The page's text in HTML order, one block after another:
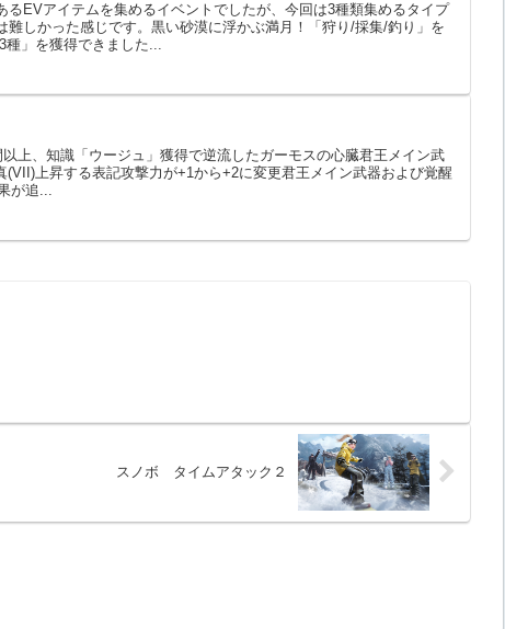
るEVアイテムを集めるイベントでしたが、今回は3種類集めるタイプ
難しかった感じです。黒い砂漠に浮かぶ満月！「狩り/採集/釣り」を
種」を獲得できました...
上、知識「ウージュ」獲得で逆流したガーモスの心臓君王メイン武
(VII)上昇する表記攻撃力が+1から+2に変更君王メイン武器および覚醒
が追...
スノボ タイムアタック２